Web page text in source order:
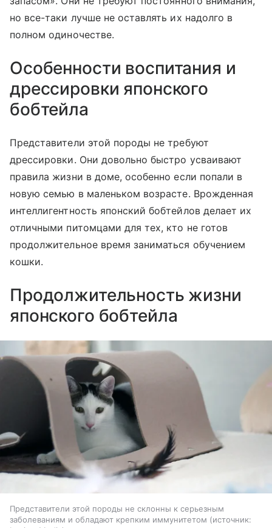
но все-таки лучше не оставлять их надолго в
полном одиночестве.
Особенности воспитания и
дрессировки японского
бобтейла
Представители этой породы не требуют
дрессировки. Они довольно быстро усваивают
правила жизни в доме, особенно если попали в
новую семью в маленьком возрасте. Врожденная
интеллигентность японский бобтейлов делает их
отличными питомцами для тех, кто не готов
продолжительное время заниматься обучением
кошки.
Продолжительность жизни
японского бобтейла
Представители этой породы не склонны к серьезным
заболеваниям и обладают крепким иммунитетом
источник: